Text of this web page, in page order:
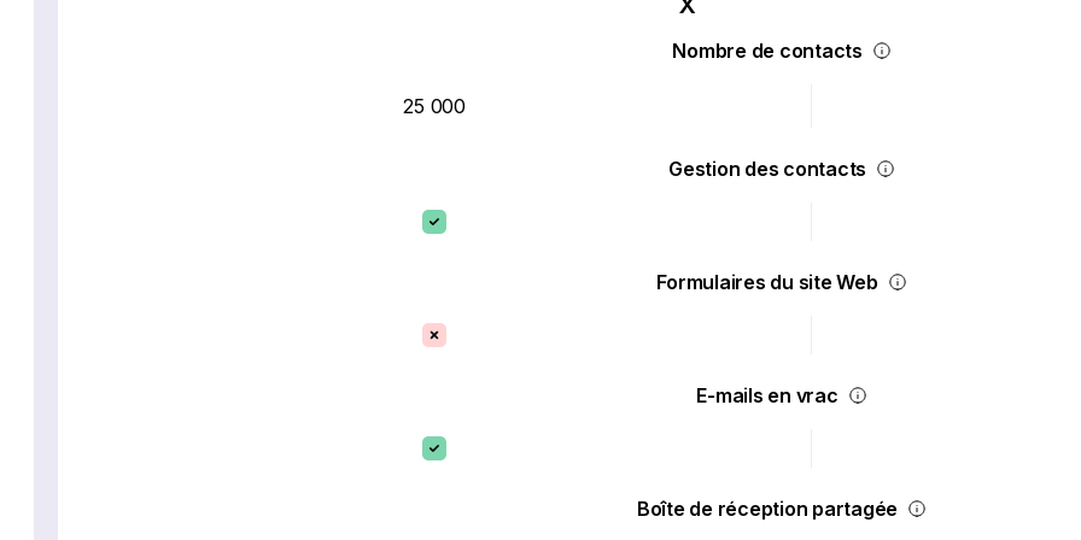
Nombre de contacts
25 000
Gestion des contacts
Formulaires du site Web
E-mails en vrac
Boîte de réception partagée